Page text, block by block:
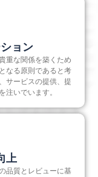
ョン
重な関係を築くため
なる原則であると考
サービスの提供、提
注いでいます。
上
品質とレビューに基